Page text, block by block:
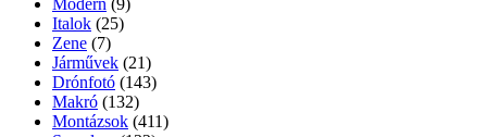
Italok (25)
Zene (7)
Járművek (21)
Drónfotó (143)
Makró (132)
Montázsok (411)